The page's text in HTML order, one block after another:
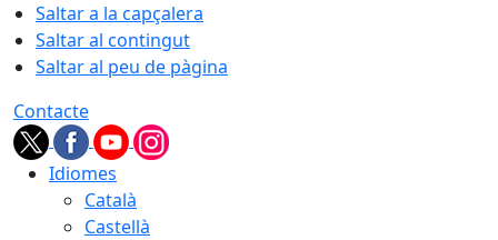
Saltar a la capçalera
Saltar al contingut
Saltar al peu de pàgina
Contacte
Idiomes
Català
Castellà